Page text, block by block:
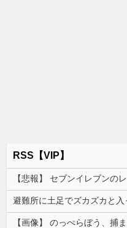
RSS【VIP】
【画像】 のっぺらぼう、捕